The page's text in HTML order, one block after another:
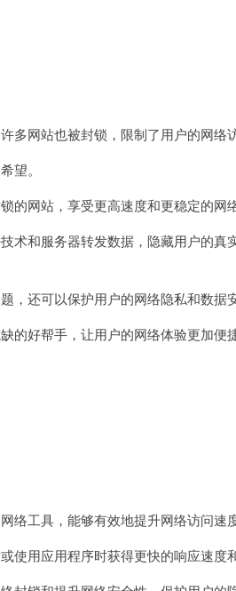
网站也被封锁，限制了用户的网络访
望。
网站，享受更高速度和更稳定的网络
和服务器转发数据，隐藏用户的真
还可以保护用户的网络隐私和数据安
好帮手，让用户的网络体验更加便捷
工具，能够有效地提升网络访问速度
用应用程序时获得更快的响应速度和